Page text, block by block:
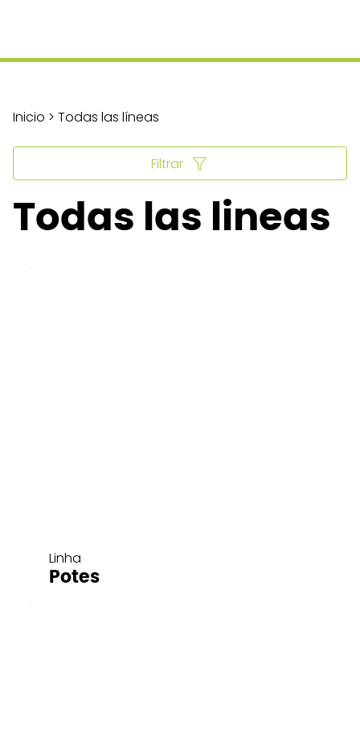
Linha
Potes
Todas las lineas
Inicio > Todas las líneas
Filtrar